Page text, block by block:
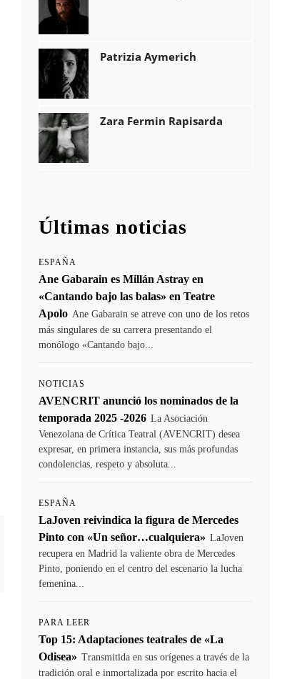
Patrizia Aymerich
Zara Fermin Rapisarda
Últimas noticias
ESPAÑA
Ane Gabarain es Millán Astray en
«Cantando bajo las balas» en Teatre
Apolo Ane Gabarain se atreve con uno de los retos
más singulares de su carrera presentando el
monólogo «Cantando bajo...
NOTICIAS
AVENCRIT anunció los nominados de la
temporada 2025 -2026 La Asociación
Venezolana de Crítica Teatral (AVENCRIT) desea
expresar, en primera instancia, sus más profundas
condolencias, respeto y absoluta...
ESPAÑA
LaJoven reivindica la figura de Mercedes
Pinto con «Un señor…cualquiera» LaJoven
recupera en Madrid la valiente obra de Mercedes
Pinto, poniendo en el centro del escenario la lucha
femenina...
PARA LEER
Top 15: Adaptaciones teatrales de «La
Odisea» Transmitida en sus orígenes a través de la
tradición oral e inmortalizada por escrito hacia el